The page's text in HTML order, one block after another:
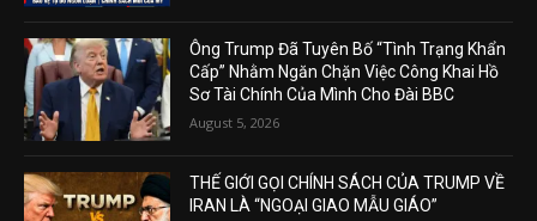
Ông Trump Đã Tuyên Bố “Tình Trạng Khẩn
Cấp” Nhằm Ngăn Chặn Việc Công Khai Hồ
Sơ Tài Chính Của Mình Cho Đài BBC
August 5, 2026
THẾ GIỚI GỌI CHÍNH SÁCH CỦA TRUMP VỀ
IRAN LÀ “NGOẠI GIAO MẪU GIÁO”